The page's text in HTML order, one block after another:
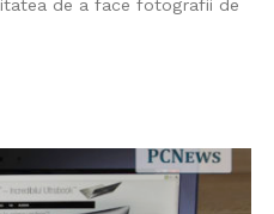
de a face fotografii de